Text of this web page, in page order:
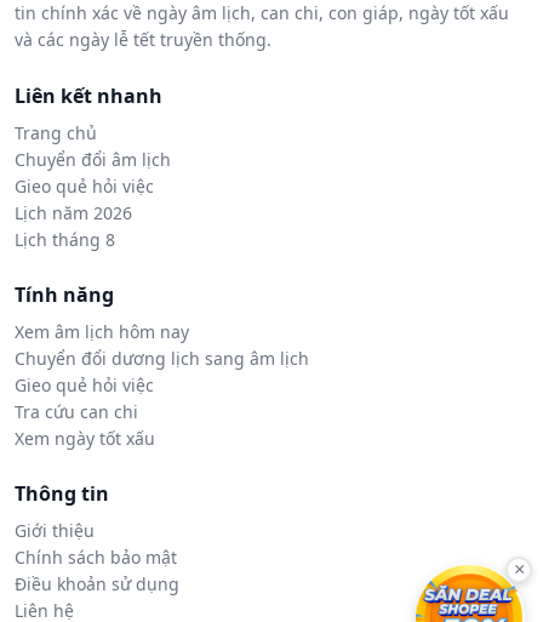
tin chính xác về ngày âm lịch, can chi, con giáp, ngày tốt xấu
và các ngày lễ tết truyền thống.
Liên kết nhanh
Trang chủ
Chuyển đổi âm lịch
Gieo quẻ hỏi việc
Lịch năm 2026
Lịch tháng 8
Tính năng
Xem âm lịch hôm nay
Chuyển đổi dương lịch sang âm lịch
Gieo quẻ hỏi việc
Tra cứu can chi
Xem ngày tốt xấu
Thông tin
Giới thiệu
Chính sách bảo mật
Điều khoản sử dụng
Liên hệ
×